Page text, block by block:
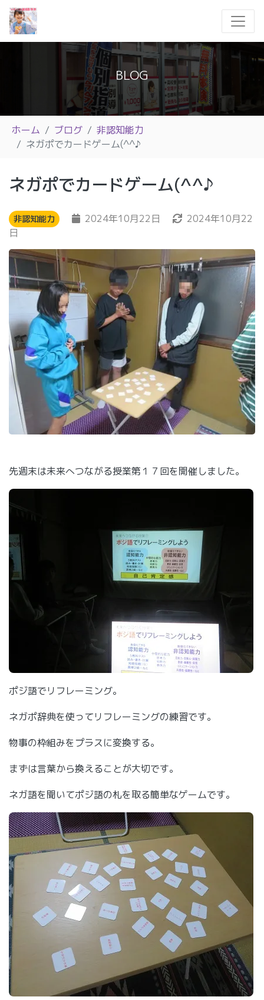
BLOG
ホーム ブログ
非認知能力
ネガポでカードゲーム(^^♪
ネガポでカードゲーム(^^♪
非認知能力 2024年10月22日
2024年10月22
日
先週末は未来へつながる授業第１７回を開催しました。
ポジ語でリフレーミング。
ネガポ辞典を使ってリフレーミングの練習です。
物事の枠組みをプラスに変換する。
まずは言葉から換えることが大切です。
ネガ語を聞いてポジ語の札を取る簡単なゲームです。